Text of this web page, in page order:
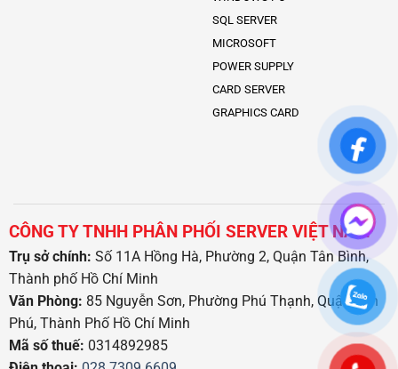
SQL SERVER
MICROSOFT
POWER SUPPLY
CARD SERVER
GRAPHICS CARD
CÔNG TY TNHH PHÂN PHỐI SERVER VIỆT NAM
Trụ sở chính: Số 11A Hồng Hà, Phường 2, Quận Tân Bình,
Thành phố Hồ Chí Minh
Văn Phòng: 85 Nguyễn Sơn, Phường Phú Thạnh, Quận Tân
Phú, Thành Phố Hồ Chí Minh
Mã số thuế: 0314892985